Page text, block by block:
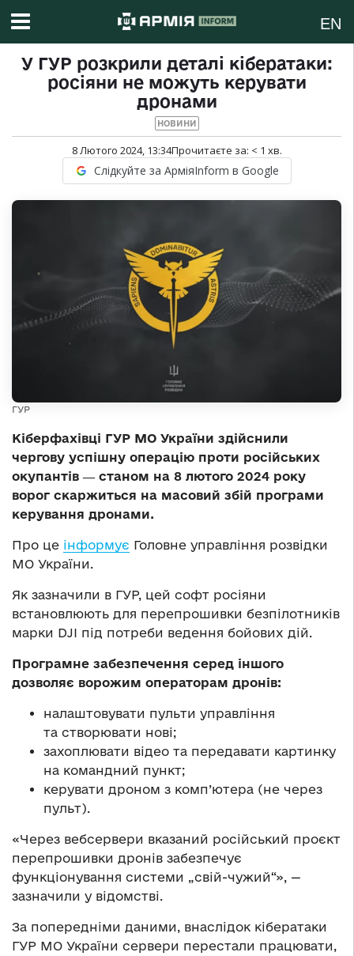
EN
У ГУР розкрили деталі кібератаки:
росіяни не можуть керувати
дронами
НОВИНИ
8 Лютого 2024, 13:34Прочитаєте за: < 1 хв.
Слідкуйте за АрміяInform в Google
ГУР
Кіберфахівці ГУР МО України здійснили
чергову успішну операцію проти російських
окупантів ― станом на 8 лютого 2024 року
ворог скаржиться на масовий збій програми
керування дронами.
Про це інформує Головне управління розвідки
МО України.
Як зазначили в ГУР, цей софт росіяни
встановлюють для перепрошивки безпілотників
марки DJI під потреби ведення бойових дій.
Програмне забезпечення серед іншого
дозволяє ворожим операторам дронів:
налаштовувати пульти управління
та створювати нові;
захоплювати відео та передавати картинку
на командний пункт;
керувати дроном з комп’ютера (не через
пульт).
«Через вебсервери вказаний російський проєкт
перепрошивки дронів забезпечує
функціонування системи „свій-чужий“», —
зазначили у відомстві.
За попередніми даними, внаслідок кібератаки
ГУР МО України сервери перестали працювати,